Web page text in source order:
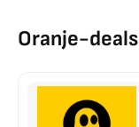
Oranje-deals